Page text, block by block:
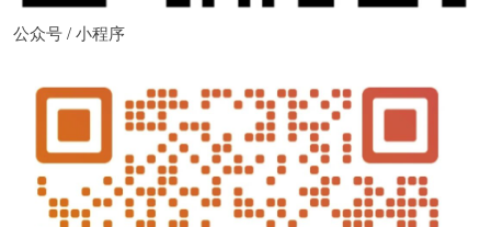
公众号 / 小程序